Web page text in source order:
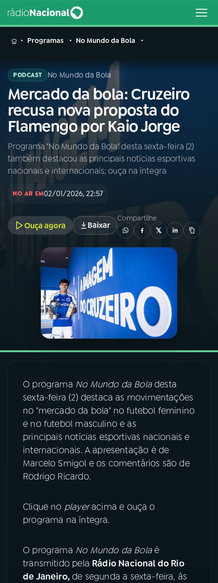
MENU
Buscar
na
Rádio
Nacional
Buscar
AO VIVO
INÍCIO
PROGRAMAS
PODCASTS
VIDEOCASTS
08FESTIVAL DE MÚSICA
ACOMPANHE A RÁDIO NACIONAL
YouTube Facebook
Instagram
TikTok
Programas No Mundo da Bola
PODCAST No Mundo da Bola
Mercado da bola: Cruzeiro
recusa nova proposta do
Flamengo por Kaio Jorge
Programa "No Mundo da Bola" desta sexta-feira (2)
também destacou as principais notícias esportivas
nacionais e internacionais; ouça na íntegra
NO AR EM02/01/2026, 22:57
Ouça agora Baixar
Compartilhe
O programa No Mundo da Boladesta
sexta-feira (2) destaca as movimentações
no "mercado da bola" no futebol feminino
e no futebol masculino e as
principais notícias esportivas nacionais e
internacionais. A apresentação é de
Marcelo Smigol e os comentários são de
Rodrigo Ricardo.
Clique no playeracima e ouça o
programa na íntegra.
O programa No Mundo da Bolaé
transmitido pela Rádio Nacional do Rio
de Janeiro,de segunda a sexta-feira, às